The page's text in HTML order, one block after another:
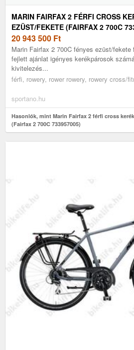
MARIN FAIRFAX 2 FÉRFI CROSS
EZÜST/FEKETE (FAIRFAX 2 700C
20 943 500 Ft
Marin Fairfax 2 700C fényes ezüst/
fejlett ajánlat igényes kerékpárosok
kivitelezés...
férfi, rowery, rower rowery, rowery cross/
sportano.hu
Hasonlók, mint Marin Fairfax 2 férfi cross
(Fairfax 2 700C 733957005)